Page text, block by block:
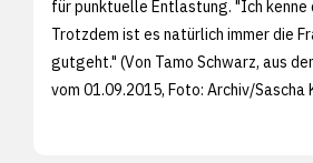
für punktuelle Entlastung. "Ich kenne
Trotzdem ist es natürlich immer die
gutgeht." (Von Tamo Schwarz, aus
vom 01.09.2015, Foto: Archiv/Sascha